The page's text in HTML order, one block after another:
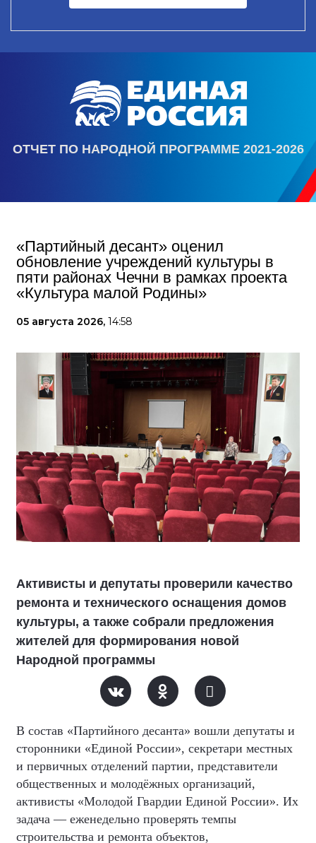
ОТЧЕТ ПО НАРОДНОЙ ПРОГРАММЕ 2021-2026
«Партийный десант» оценил
обновление учреждений культуры в
пяти районах Чечни в рамках проекта
«Культура малой Родины»
05 августа 2026, 14:58
Активисты и депутаты проверили качество
ремонта и технического оснащения домов
культуры, а также собрали предложения
жителей для формирования новой
Народной программы
В состав «Партийного десанта» вошли депутаты и
сторонники «Единой России», секретари местных
и первичных отделений партии, представители
общественных и молодёжных организаций,
активисты «Молодой Гвардии Единой России». Их
задача — еженедельно проверять темпы
строительства и ремонта объектов,